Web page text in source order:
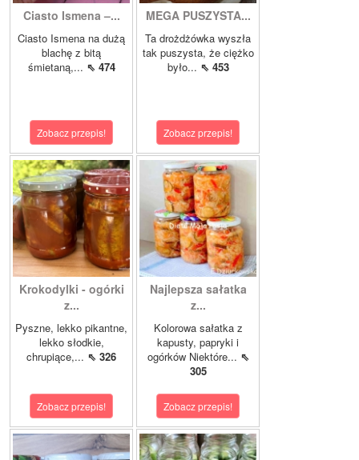
Ciasto Ismena –...
Ciasto Ismena na dużą
blachę z bitą
śmietaną,... ⇖ 474
Zobacz przepis!
MEGA PUSZYSTA...
Ta drożdżówka wyszła
tak puszysta, że ciężko
było... ⇖ 453
Zobacz przepis!
Krokodylki - ogórki
z...
Pyszne, lekko pikantne,
lekko słodkie,
chrupiące,... ⇖ 326
Zobacz przepis!
Najlepsza sałatka
z...
Kolorowa sałatka z
kapusty, papryki i
ogórków Niektóre... ⇖
305
Zobacz przepis!